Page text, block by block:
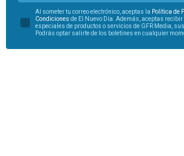
Al someter tu correo electrónico, aceptas la Política de
Condiciones de El Nuevo Día. Además, aceptas
especiales de productos o servicios de GFR Media,
Podrás optar salirte de los boletines en cualquier